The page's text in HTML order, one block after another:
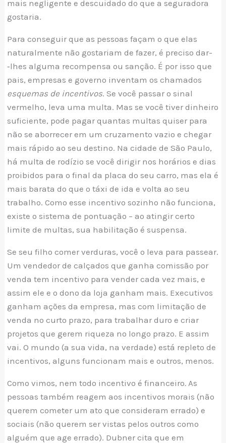
mais negligente e descuidado do que a seguradora
gostaria.
Para conseguir que as pessoas façam o que elas
naturalmente não gostariam de fazer, é preciso dar­
‑lhes alguma recompensa ou sanção. É por isso que
pais, empresas e governo inventam os chamados
esquemas de incentivos. Se você passar o sinal
vermelho, leva uma multa. Mas se você tiver dinheiro
suficiente, pode pagar quantas multas quiser para
não se aborrecer em um cruzamento vazio e chegar
mais rápido ao seu destino. Na cidade de São Paulo,
há multa de rodízio se você dirigir nos horários e dias
proibidos para o final da placa do seu carro, mas ela é
mais barata do que o táxi de ida e volta ao seu
trabalho. Como esse incentivo sozinho não funciona,
existe o sistema de pontuação – ao atingir certo
limite de multas, sua habilitação é suspensa.
Se seu filho comer verduras, você o leva para passear.
Um vendedor de calçados que ganha comissão por
venda tem incentivo para vender cada vez mais, e
assim ele e o dono da loja ganham mais. Executivos
ganham ações da empresa, mas com limitação de
venda no curto prazo, para trabalhar duro e criar
projetos que gerem riqueza no longo prazo. E assim
vai. O mundo (a sua vida, na verdade) está repleto de
incentivos, alguns funcionam mais e outros, menos.
Como vimos, nem todo incentivo é financeiro. As
pessoas também reagem aos incentivos morais (não
querem cometer um ato que consideram errado) e
sociais (não querem ser vistas pelos outros como
alguém que age errado). Dubner cita que em